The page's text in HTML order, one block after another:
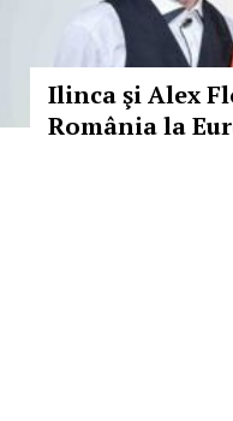
Ilinca şi Alex
România la